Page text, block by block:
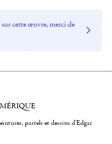
cette œuvre, merci de
pastels et dessins d'Edgar